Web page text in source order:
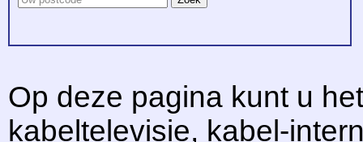
Op deze pagina kunt u
kabeltelevisie, kabel-